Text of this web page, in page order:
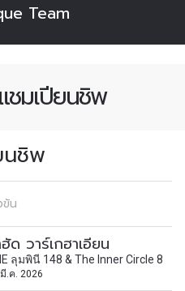
Team
ชมเปียนชิพ
นชิพ
ขัน
ด วาร์เกฮาเอียน
ลุมพินี 148 & The Inner Circle 8
.ค. 2026
ข่าวเด็ด
รีบลงทะเบียนตอนนี้
นใคร รวมทั้งข้อเสนอ
นั่งที่ดีที่สุดในสนาม